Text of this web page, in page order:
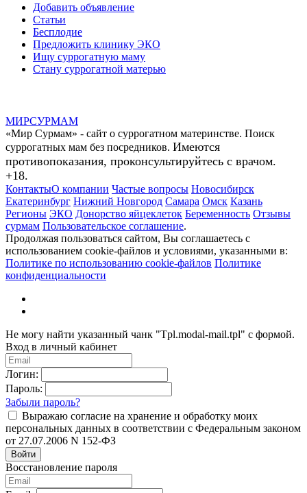
Добавить объявление
Статьи
Бесплодие
Предложить клинику ЭКО
Ищу суррогатную маму
Стану суррогатной матерью
МИРСУРМАМ
«Мир Сурмам» - сайт о суррогатном материнстве. Поиск
суррогатных мам без посредников. Имеются
противопоказания, проконсультируйтесь с врачом.
+18.
КонтактыО компании Частые вопросы Новосибирск
Екатеринбург Нижний Новгород Самара Омск Казань
Регионы ЭКО Донорство яйцеклеток Беременность Отзывы
сурмам Пользовательское соглашение.
Продолжая пользоваться сайтом, Вы соглашаетесь с
использованием cookie-файлов и условиями, указанными в:
Политике по использованию cookie-файлов Политике
конфиденциальности
Не могу найти указанный чанк "Tpl.modal-mail.tpl" с формой.
Вход в личный кабинет
Логин:
Пароль:
Забыли пароль?
Выражаю согласие на хранение и обработку моих
персональных данных в соответствии с Федеральным законом
от 27.07.2006 N 152-ФЗ
Войти
Восстановление пароля